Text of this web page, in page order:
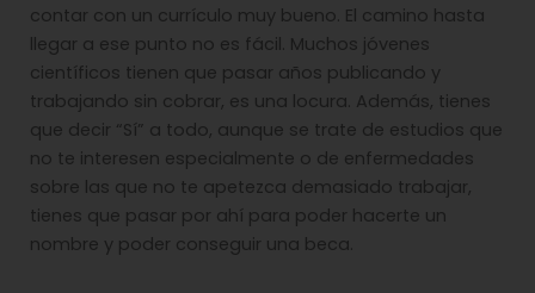
contar con un currículo muy bueno. El camino hasta
llegar a ese punto no es fácil. Muchos jóvenes
científicos tienen que pasar años publicando y
trabajando sin cobrar, es una locura. Además, tienes
que decir “Sí” a todo, aunque se trate de estudios que
no te interesen especialmente o de enfermedades
sobre las que no te apetezca demasiado trabajar,
tienes que pasar por ahí para poder hacerte un
nombre y poder conseguir una beca.